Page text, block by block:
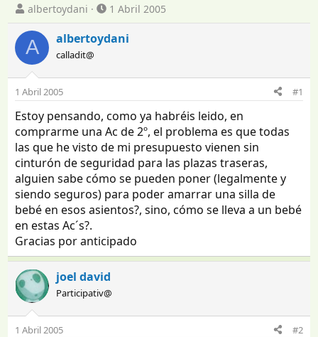
I
n
i
c
i
a
d
o
r
d
e
t
e
m
a
albertoydani
F
e
c
d
i
n
i
c
o
1 Abril 2005
A albertoydani
calladit@
1 Abril 2005 #1
Estoy pensando, como ya habréis leido, en
comprarme una Ac de 2º, el problema es que todas
las que he visto de mi presupuesto vienen sin
cinturón de seguridad para las plazas traseras,
alguien sabe cómo se pueden poner (legalmente y
siendo seguros) para poder amarrar una silla de
bebé en esos asientos?, sino, cómo se lleva a un bebé
en estas Ac´s?.
Gracias por anticipado
joel david
Participativ@
1 Abril 2005 #2